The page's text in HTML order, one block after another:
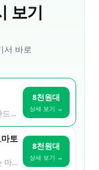
보기
서 바로
재료 추가해서 내 입맛대로 만드는 기본 베이스
8천원대
상세 보기 →
토
재료 안 더해도 바로 완성되는 마늘 양파 풍미
8천원대
상세 보기 →